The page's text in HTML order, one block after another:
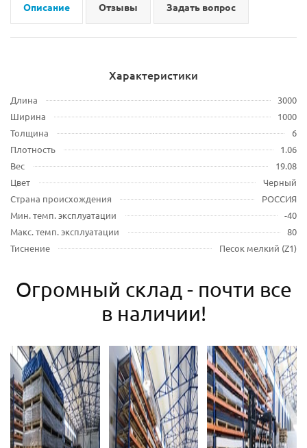
Описание Отзывы Задать вопрос
Характеристики
Длина
3000
Ширина
1000
Толщина
6
Плотность
1.06
Вес
19.08
Цвет
Черный
Страна происхождения
РОССИЯ
Мин. темп. эксплуатации
-40
Макс. темп. эксплуатации
80
Тиснение
Песок мелкий (Z1)
Огромный склад - почти все
в наличии!